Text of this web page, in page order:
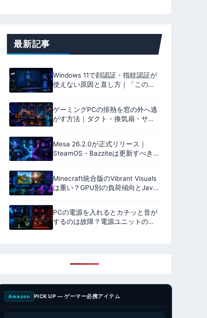
いを検証
最新記事
Windows 11で顔認証・指紋認証が
使えない原因と直し方｜「このオ
プションは現在利用できません」
の対処法【2026年版】
ゲーミングPCの排熱を窓の外へ逃
がす方法｜ダクト・換気扇・サー
キュレーター4方式の効果と設置・
防犯・騒音の注意点【2026年版】
Mesa 26.2.0が正式リリース｜
SteamOS・Bazziteは更新すべき？
変更点を解説
Minecraft統合版のVibrant Visuals
は重い？GPU別の負荷傾向とJava
版影MODとの違い【2026年版】
PCの電源を入れるとカチッと音が
するのは故障？電源ユニットの正
常なリレー音と危険な連続音の見
Amazon PICK UP — ゲーマー必携アイテム